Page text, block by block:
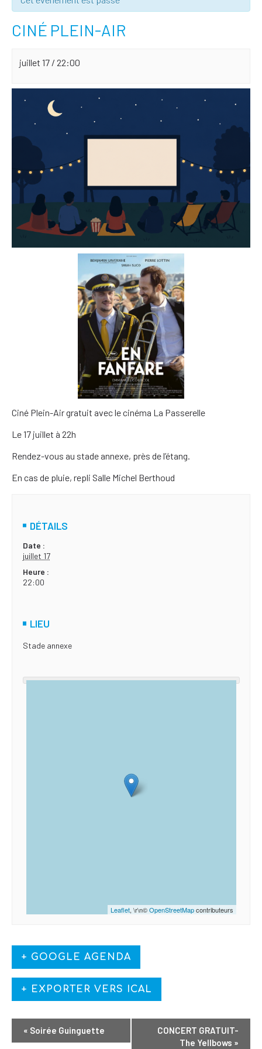
CINÉ PLEIN-AIR
juillet 17 / 22:00
Ciné Plein-Air gratuit avec le cinéma La Passerelle
Le 17 juillet à 22h
Rendez-vous au stade annexe, près de l’étang.
En cas de pluie, repli Salle Michel Berthoud
DÉTAILS
Date :
juillet 17
Heure :
22:00
LIEU
Stade annexe
Leaflet, \r\n©OpenStreetMapcontributeurs
+ GOOGLE AGENDA
+ EXPORTER VERS ICAL
« Soirée Guinguette
CONCERT GRATUIT-
The Yellbows »